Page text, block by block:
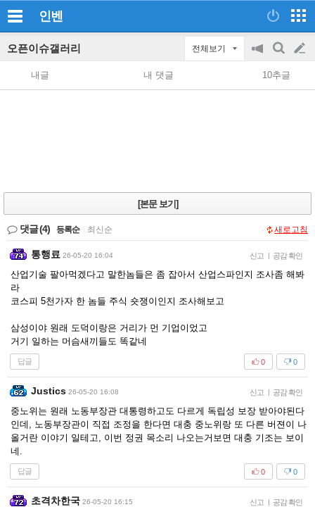
인벤
오픈이슈갤러리 전체보기
공
지
on/off
검
색
글
쓰
내글 내 댓글 10추글
[본문 보기]
댓글(4) 등록순 최신순 새로고침
통행료 26-05-20 16:04 신고 | 공감 확인
산업기술 팔아먹겠다고 말한놈들은 좀 잡아서 산업스파인지 조사좀 해봐
라
코스피 5천가자 한 놈들 주식 숏쟁이인지 조사해보고
삼성이야 원래 도덕이랑은 거리가 먼 기업이었고
거기 일하는 머슴새끼들도 똑같네
답글 0
0
Justics 26-05-20 16:08 신고 | 공감 확인
중노위는 원래 노동부장관 대통령하고도 다르게 독립성 보장 받아야된다
인데, 노동부장관이 직접 조정을 한다면 대충 중노위랑 또 다른 버젼이 나
올거란 이야기 일테고, 이번 정권 목소리 나오는거보면 대충 기조는 보이
네.
답글 0
0
초격차한국 26-05-20 16:15 신고 | 공감 확인